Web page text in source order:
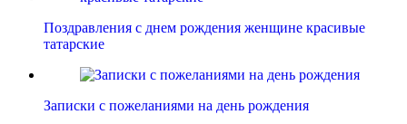
Поздравления с днем рождения женщине красивые
татарские
Записки с пожеланиями на день рождения